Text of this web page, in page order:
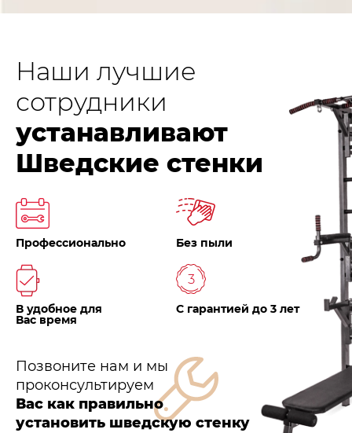
Наши лучшие
сотрудники
устанавливают
Шведские стенки
Профессионально Без пыли
В удобное для
Вас время
С гарантией до 3 лет
Позвоните нам и мы
проконсультируем
Вас как правильно
установить шведскую стенку